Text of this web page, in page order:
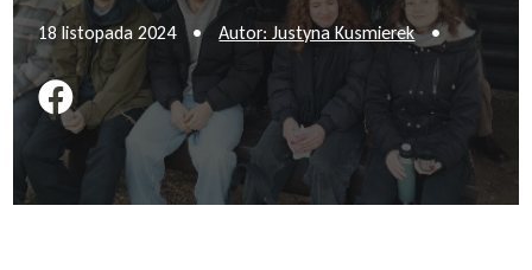
18 listopada 2024 • Autor: Justyna Kusmierek •
Podziel się na FB